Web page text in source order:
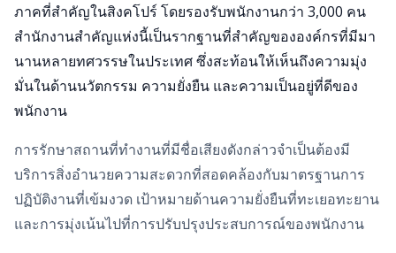
ภาคที่สําคัญในสิงคโปร์ โดยรองรับพนักงานกว่า 3,000 คน
สํานักงานสําคัญแห่งนี้เป็นรากฐานที่สําคัญขององค์กรที่มีมา
นานหลายทศวรรษในประเทศ ซึ่งสะท้อนให้เห็นถึงความมุ่ง
มั่นในด้านนวัตกรรม ความยั่งยืน และความเป็นอยู่ที่ดีของ
พนักงาน
การรักษาสถานที่ทํางานที่มีชื่อเสียงดังกล่าวจําเป็นต้องมี
บริการสิ่งอํานวยความสะดวกที่สอดคล้องกับมาตรฐานการ
ปฏิบัติงานที่เข้มงวด เป้าหมายด้านความยั่งยืนที่ทะเยอทะยาน
และการมุ่งเน้นไปที่การปรับปรุงประสบการณ์ของพนักงาน